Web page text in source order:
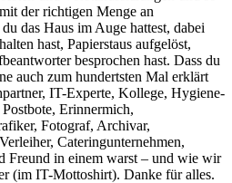
der richtigen Menge an
das Haus im Auge hattest, dabei
hast, Papierstaus aufgelöst,
besprochen hast. Dass du
auch zum hundertsten Mal erklärt
IT-Experte, Kollege, Hygiene-
Erinnermich,
Fotograf, Archivar,
Cateringunternehmen,
Freund in einem warst – und wie wir
(im IT-Mottoshirt). Danke für alles.